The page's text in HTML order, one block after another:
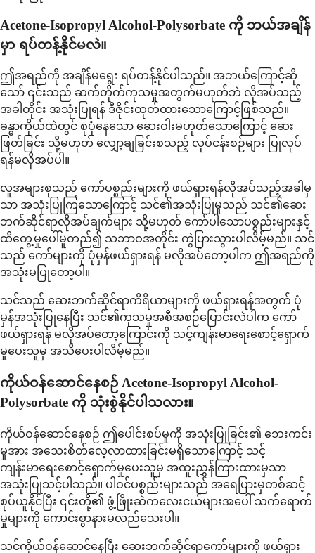
Acetone-Isopropyl Alcohol-Polysorbate ကို ဘယ်အချိန်
မှာ ရပ်တန့်နိုင်မလဲ။
ဤအရည်ကို အချိန်မရွေး ရပ်တန့်နိုင်ပါသည်။ အဘယ်ကြောင့်ဆို
သော် ၎င်းသည် ဆက်တိုက်ကုသမှုအတွက်မဟုတ်ဘဲ လိုအပ်သည့်
အခါတိုင်း အသုံးပြုရန် ဒီဇိုင်းထုတ်ထားသောကြောင့်ဖြစ်သည်။
ခန္ဓာကိုယ်ထဲတွင် စုပုံနေသော ဆေးဝါးမဟုတ်သောကြောင့် ဆေး
ဖြတ်ခြင်း သို့မဟုတ် လျှော့ချခြင်းစသည့် လုပ်ငန်းစဉ်များ ပြုလုပ်
ရန်မလိုအပ်ပါ။
လူအများစုသည် ကော်ပစ္စည်းများကို ဖယ်ရှားရန်လိုအပ်သည့်အခါမှ
သာ အသုံးပြုကြသောကြောင့် သင်၏အသုံးပြုမှုသည် သင်၏ဆေး
ဘက်ဆိုင်ရာလိုအပ်ချက်များ သို့မဟုတ် ကော်ပါသောပစ္စည်းများနှင့်
ထိတွေ့မှုပေါ်မူတည်၍ သဘာဝအတိုင်း ကွဲပြားသွားပါလိမ့်မည်။ သင်
သည် ကော်များကို ပုံမှန်ဖယ်ရှားရန် မလိုအပ်တော့ပါက ဤအရည်ကို
အသုံးမပြုတော့ပါ။
သင်သည် ဆေးဘက်ဆိုင်ရာကိရိယာများကို ဖယ်ရှားရန်အတွက် ပုံ
မှန်အသုံးပြုနေပြီး သင်၏ကုသမှုအစီအစဉ်ပြောင်းလဲပါက ကော်
ဖယ်ရှားရန် မလိုအပ်တော့ကြောင်းကို သင့်ကျန်းမာရေးစောင့်ရှောက်
မှုပေးသူမှ အသိပေးပါလိမ့်မည်။
ကိုယ်ဝန်ဆောင်နေစဉ် Acetone-Isopropyl Alcohol-
Polysorbate ကို သုံးစွဲနိုင်ပါသလား။
ကိုယ်ဝန်ဆောင်နေစဉ် ဤပေါင်းစပ်မှုကို အသုံးပြုခြင်း၏ ဘေးကင်း
မှုအား အသေးစိတ်လေ့လာထားခြင်းမရှိသောကြောင့် သင့်
ကျန်းမာရေးစောင့်ရှောက်မှုပေးသူမှ အထူးညွှန်ကြားထားမှသာ
အသုံးပြုသင့်ပါသည်။ ပါဝင်ပစ္စည်းများသည် အရေပြားမှတစ်ဆင့်
စုပ်ယူနိုင်ပြီး ၎င်းတို့၏ ဖွံ့ဖြိုးဆဲကလေးငယ်များအပေါ် သက်ရောက်
မှုများကို ကောင်းစွာနားမလည်သေးပါ။
သင်ကိုယ်ဝန်ဆောင်နေပြီး ဆေးဘက်ဆိုင်ရာကော်များကို ဖယ်ရှား